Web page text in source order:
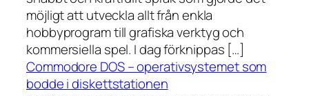
möjligt att utveckla allt från enkla
hobbyprogram till grafiska verktyg och
kommersiella spel. I dag förknippas […]
Commodore DOS – operativsystemet som
bodde i diskettstationen